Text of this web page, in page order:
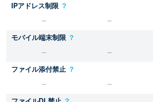
IPアドレス制限 ？
モバイル端末制限 ？
ファイル添付禁止 ？